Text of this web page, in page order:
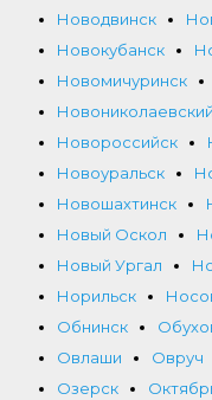
Новодвинск
Новокубанск
Новомичуринск
Новониколаевский
Новороссийск
Новоуральск
Новошахтинск
Новый Оскол
Новый Ургал
Норильск
Обнинск
Овлаши
Овруч
Озерск